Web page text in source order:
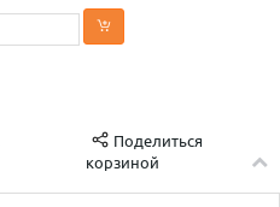
Поделиться
корзиной